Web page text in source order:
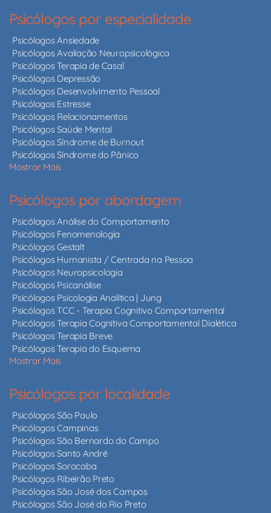
Psicólogos por especialidade
Psicólogos Ansiedade
Psicólogos Avaliação Neuropsicológica
Psicólogos Terapia de Casal
Psicólogos Depressão
Psicólogos Desenvolvimento Pessoal
Psicólogos Estresse
Psicólogos Relacionamentos
Psicólogos Saúde Mental
Psicólogos Síndrome de Burnout
Psicólogos Síndrome do Pânico
Mostrar Mais
Psicólogos por abordagem
Psicólogos Análise do Comportamento
Psicólogos Fenomenologia
Psicólogos Gestalt
Psicólogos Humanista / Centrada na Pessoa
Psicólogos Neuropsicologia
Psicólogos Psicanálise
Psicólogos Psicologia Analítica | Jung
Psicólogos TCC - Terapia Cognitivo Comportamental
Psicólogos Terapia Cognitiva Comportamental Dialética
Psicólogos Terapia Breve
Psicólogos Terapia do Esquema
Mostrar Mais
Psicólogos por localidade
Psicólogos São Paulo
Psicólogos Campinas
Psicólogos São Bernardo do Campo
Psicólogos Santo André
Psicólogos Sorocaba
Psicólogos Ribeirão Preto
Psicólogos São José dos Campos
Psicólogos São José do Rio Preto